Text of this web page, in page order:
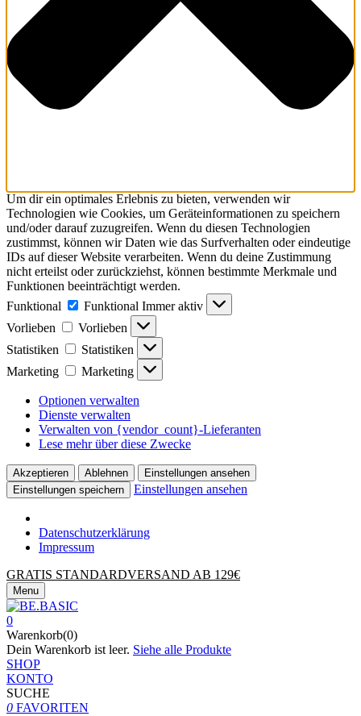
Um dir ein optimales Erlebnis zu bieten, verwenden wir
Technologien wie Cookies, um Geräteinformationen zu speichern
und/oder darauf zuzugreifen. Wenn du diesen Technologien
zustimmst, können wir Daten wie das Surfverhalten oder eindeutige
IDs auf dieser Website verarbeiten. Wenn du deine Zustimmung
nicht erteilst oder zurückziehst, können bestimmte Merkmale und
Funktionen beeinträchtigt werden.
Funktional
Funktional Immer aktiv
Vorlieben
Vorlieben
Statistiken
Statistiken
Marketing
Marketing
Optionen verwalten
Dienste verwalten
Verwalten von {vendor_count}-Lieferanten
Lese mehr über diese Zwecke
Akzeptieren Ablehnen
Einstellungen ansehen
Einstellungen speichern
Einstellungen ansehen
Datenschutzerklärung
Impressum
GRATIS STANDARDVERSAND AB 129€
Menu
0
Warenkorb(0)
Dein Warenkorb ist leer. Siehe alle Produkte
SHOP
KONTO
SUCHE
0 FAVORITEN